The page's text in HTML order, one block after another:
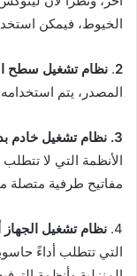
الخيوط، فيمكن
2
. نظام تشغيل سطح
المصدر، يتم
3. نظام تشغيل خادم بدون رأس (Headless)
مفاتيح طرفية متصلة
4. نظام تشغيل الجهاز